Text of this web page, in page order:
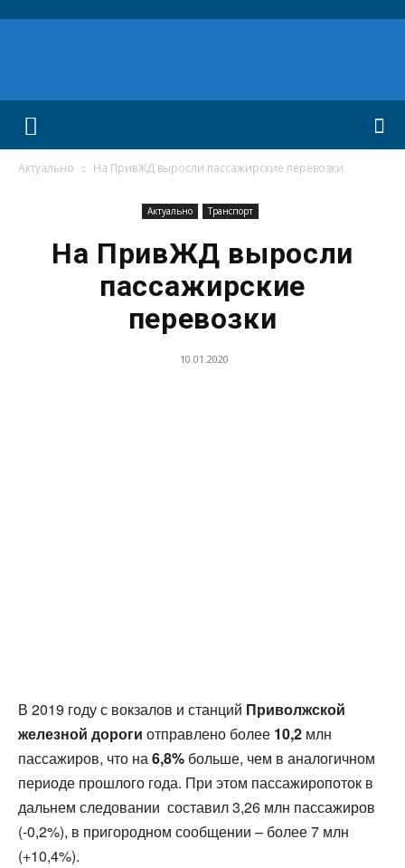
Актуально На ПривЖД выросли пассажирские перевозки
Актуально Транспорт
На ПривЖД выросли
пассажирские
перевозки
10.01.2020
В 2019 году с вокзалов и станций Приволжской
железной дороги отправлено более 10,2 млн
пассажиров, что на6,8% больше, чем в аналогичном
периоде прошлого года. При этом пассажиропоток в
дальнем следовании составил 3,26 млн пассажиров
(-0,2%), в пригородном сообщении – более 7 млн
(+10,4%).